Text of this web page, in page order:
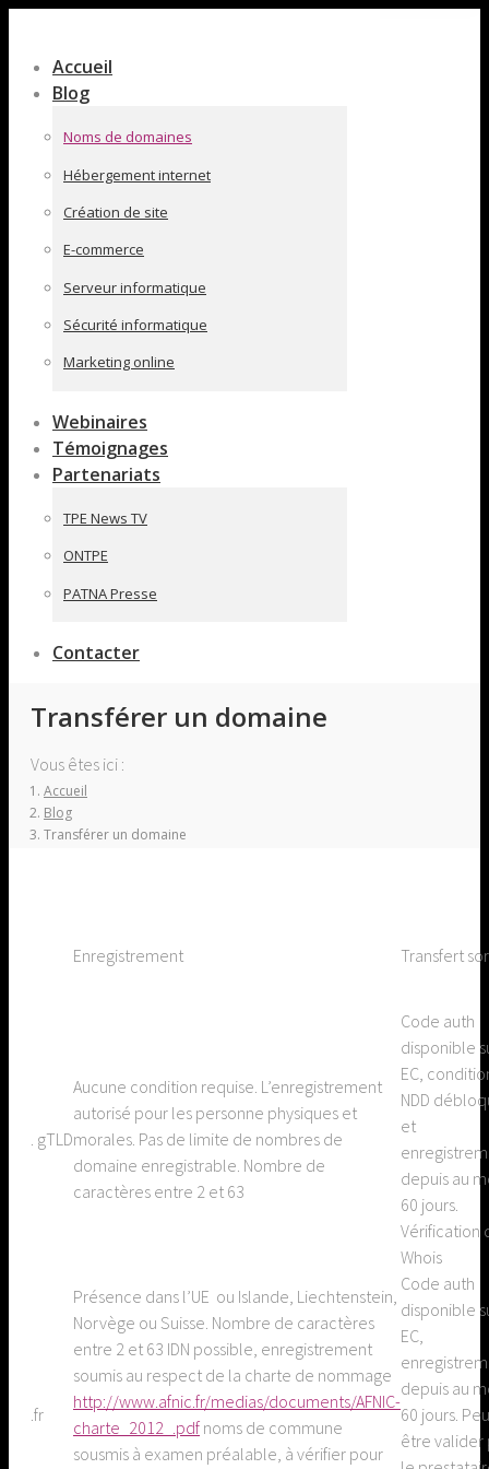
pleine
largeur
Accueil
Blog
Noms de domaines
Hébergement internet
Création de site
E-commerce
Serveur informatique
Sécurité informatique
Marketing online
Webinaires
Témoignages
Partenariats
TPE News TV
ONTPE
PATNA Presse
Contacter
Transférer un domaine
Vous êtes ici :
Accueil
Blog
Transférer un domaine
Enregistrement Transfert
. gTLD
Aucune condition requise. L’enregistrement
autorisé pour les personne physiques et
morales. Pas de limite de nombres de
domaine enregistrable. Nombre de
caractères entre 2 et 63
Code auth
disponible
EC,
NDD
et
depuis au
60 jours.
Vérification
Whois
.fr
Présence dans l’UE ou Islande, Liechtenstein,
Norvège ou Suisse. Nombre de caractères
entre 2 et 63 IDN possible, enregistrement
soumis au respect de la charte de nommage
http://www.afnic.fr/medias/documents/AFNIC-
charte_2012_.pdf noms de commune
sousmis à examen préalable, à vérifier pour
Code auth
disponible
EC,
depuis au
60 jours.
être valider